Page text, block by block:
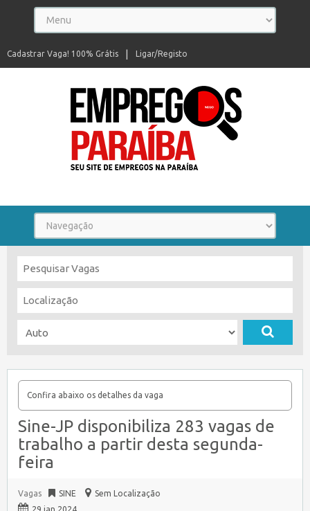
Ligar/Registo
Cadastrar Vaga! 100% Grátis
Confira abaixo os detalhes da vaga
Sine-JP disponibiliza 283 vagas de
trabalho a partir desta segunda-
feira
Vagas SINE
Sem Localização